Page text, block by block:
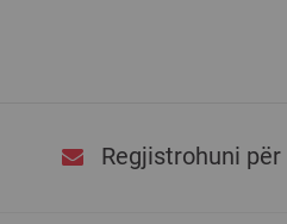
Regjistrohuni